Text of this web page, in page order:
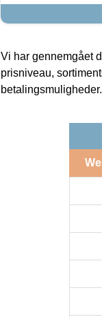
Vi har gennemgået
prisniveau,
betalingsmuligheder.